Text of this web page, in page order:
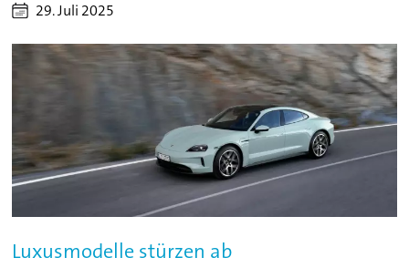
29. Juli 2025
Luxusmodelle stürzen ab